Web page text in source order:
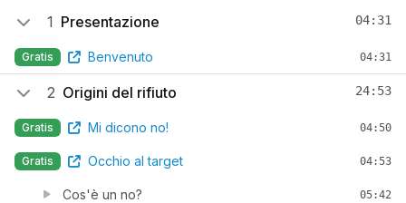
1 Presentazione 04:31
Gratis Benvenuto 04:31
2 Origini del rifiuto 24:53
Gratis Mi dicono no! 04:50
Gratis Occhio al target 04:53
Cos'è un no? 05:42